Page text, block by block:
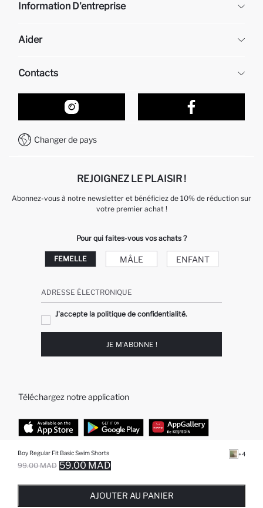
Boy Regular Fit Basic Swim Shorts
99.00 MAD 59.00 MAD
+4
AJOUTER AU PANIER
Information D'entreprise
À propos de nous
Aider
Retour et changement
Suivi de la Commande
Comment acheter sur DeFacto ?
Comment payer sur DeFacto?
Contacts
Nos Magasins
Formulaire de contact
Service Client +212 525 076 633
Changer de pays
REJOIGNEZ LE PLAISIR !
Abonnez-vous à notre newsletter et bénéficiez de 10% de réduction sur
votre premier achat !
Pour qui faites-vous vos achats ?
FEMELLE MÂLE ENFANT
ADRESSE ÉLECTRONIQUE
J'accepte la politique de confidentialité.
JE M'ABONNE !
Téléchargez notre application
TOP CATÉGORIES
Femme
Jeans Larges pour Homme
Garçon